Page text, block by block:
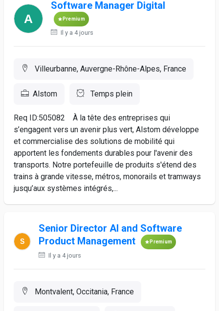
Software Manager Digital
Premium
Il y a 4 jours
Villeurbanne, Auvergne-Rhône-Alpes, France
Alstom Temps plein
Req ID:505082 À la tête des entreprises qui
s’engagent vers un avenir plus vert, Alstom développe
et commercialise des solutions de mobilité qui
apportent les fondements durables pour l'avenir des
transports. Notre portefeuille de produits s'étend des
trains à grande vitesse, métros, monorails et tramways
jusqu’aux systèmes intégrés,...
Senior Director AI and Software
Product Management
Premium
Il y a 4 jours
Montvalent, Occitania, France